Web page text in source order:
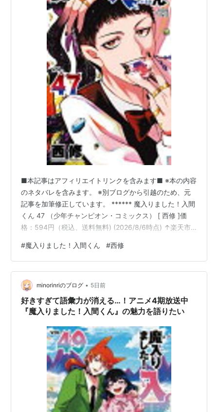
■本記事はアフィリエイトリンクを含みます■ ※本の内容
のネタバレを含みます。 ※別ブログから引越のため、元
記事を加筆修正しています。 ****** 魔入りました！入間
くん 47 （少年チャンピオン・コミックス） [ 西修 ]価
格：594円（税込、送料無料) (2026/8/6時点) ↑楽天市
た。前巻である46巻の表紙は、ジャズ君のお兄さんのマ
リウス・ファントムさん単体でしたが「そういえばジャ
ズ君単体で表紙になったことってないよね🤔なのにお兄
さんは単体で表紙になるんだ🤔」と思っていたら、ちゃ
んと今巻でジャズ君も単体で表紙デビューしました☺️…
#魔入りました！入間くん #西修
minorinriのブログ • 5日前
好きすぎて語彙力が消える…！アニメ4期放送中
『魔入りました！入間くん』の魅力を語りたい